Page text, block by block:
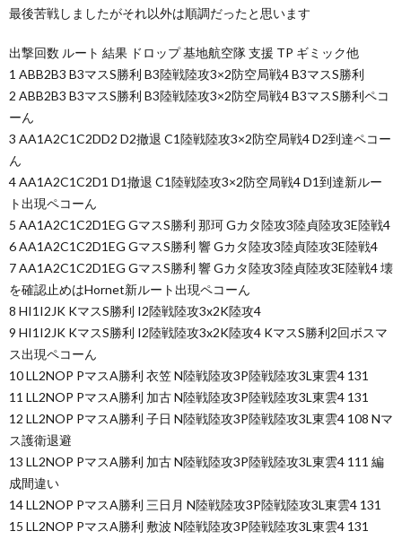
最後苦戦しましたがそれ以外は順調だったと思います
出撃回数 ルート 結果 ドロップ 基地航空隊 支援 TP ギミック他
1 ABB2B3 B3マスS勝利 B3陸戦陸攻3×2防空局戦4 B3マスS勝利
2 ABB2B3 B3マスS勝利 B3陸戦陸攻3×2防空局戦4 B3マスS勝利ペコ
ーん
3 AA1A2C1C2DD2 D2撤退 C1陸戦陸攻3×2防空局戦4 D2到達ペコー
ん
4 AA1A2C1C2D1 D1撤退 C1陸戦陸攻3×2防空局戦4 D1到達新ルー
ト出現ペコーん
5 AA1A2C1C2D1EG GマスS勝利 那珂 Gカタ陸攻3陸貞陸攻3E陸戦4
6 AA1A2C1C2D1EG GマスS勝利 響 Gカタ陸攻3陸貞陸攻3E陸戦4
7 AA1A2C1C2D1EG GマスS勝利 響 Gカタ陸攻3陸貞陸攻3E陸戦4 壊
を確認止めはHornet新ルート出現ペコーん
8 HI1I2JK KマスS勝利 I2陸戦陸攻3x2K陸攻4
9 HI1I2JK KマスS勝利 I2陸戦陸攻3x2K陸攻4 KマスS勝利2回ボスマ
ス出現ペコーん
10 LL2NOP PマスA勝利 衣笠 N陸戦陸攻3P陸戦陸攻3L東雲4 131
11 LL2NOP PマスA勝利 加古 N陸戦陸攻3P陸戦陸攻3L東雲4 131
12 LL2NOP PマスA勝利 子日 N陸戦陸攻3P陸戦陸攻3L東雲4 108 Nマ
ス護衛退避
13 LL2NOP PマスA勝利 加古 N陸戦陸攻3P陸戦陸攻3L東雲4 111 編
成間違い
14 LL2NOP PマスA勝利 三日月 N陸戦陸攻3P陸戦陸攻3L東雲4 131
15 LL2NOP PマスA勝利 敷波 N陸戦陸攻3P陸戦陸攻3L東雲4 131